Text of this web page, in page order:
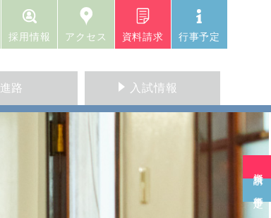
採用情報 アクセス 資料請求 行事予定
進路 入試情報